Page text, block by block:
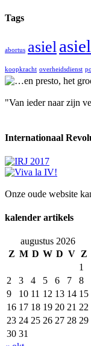
Tags
abortus asiel
koopkracht overheidsdienst
"Van ieder naar zijn
Internationaal
Onze oude website
kalender artikels
augustus 2026
Z M D W D V Z
1
2
3 4 5 6 7
8
9
10 11 12 13 14 15
16 17 18 19 20 21 22
23 24 25 26 27 28 29
30 31